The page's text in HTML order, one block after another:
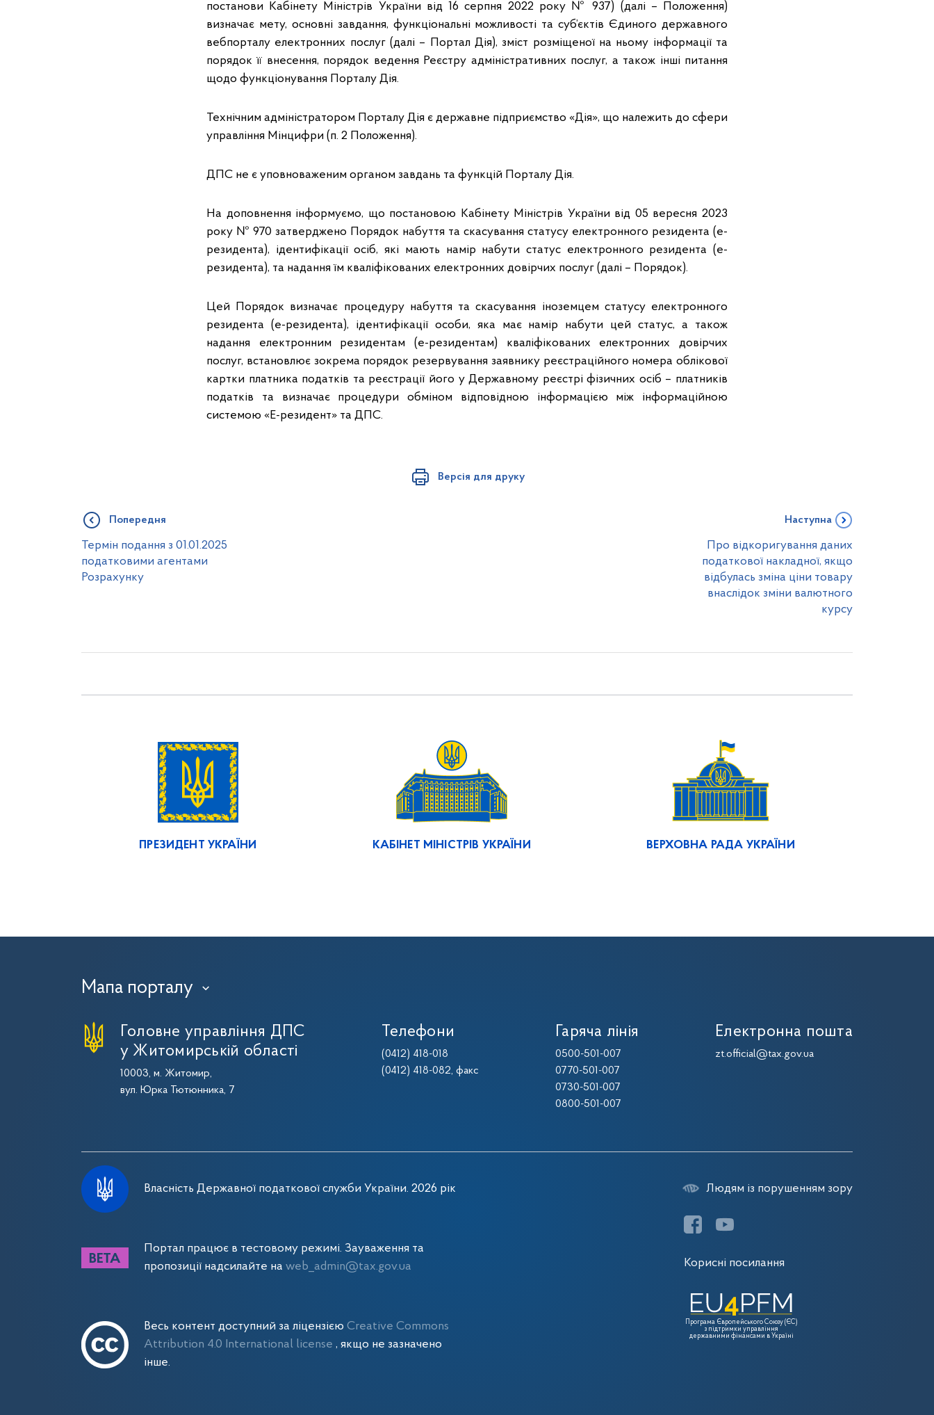
постанови Кабінету Міністрів України від 16 серпня 2022 року № 937) (далі – Положення)
визначає мету, основні завдання, функціональні можливості та суб’єктів Єдиного державного
вебпорталу електронних послуг (далі – Портал Дія), зміст розміщеної на ньому інформації та
порядок її внесення, порядок ведення Реєстру адміністративних послуг, а також інші питання
щодо функціонування Порталу Дія.
Технічним адміністратором Порталу Дія є державне підприємство «Дія», що належить до сфери
управління Мінцифри (п. 2 Положення).
ДПС не є уповноваженим органом завдань та функцій Порталу Дія.
На доповнення інформуємо, що постановою Кабінету Міністрів України від 05 вересня 2023
року № 970 затверджено Порядок набуття та скасування статусу електронного резидента (е-
резидента), ідентифікації осіб, які мають намір набути статус електронного резидента (е-
резидента), та надання їм кваліфікованих електронних довірчих послуг (далі – Порядок).
Цей Порядок визначає процедуру набуття та скасування іноземцем статусу електронного
резидента (е-резидента), ідентифікації особи, яка має намір набути цей статус, а також
надання електронним резидентам (е-резидентам) кваліфікованих електронних довірчих
послуг, встановлює зокрема порядок резервування заявнику реєстраційного номера облікової
картки платника податків та реєстрації його у Державному реєстрі фізичних осіб – платників
податків та визначає процедури обміном відповідною інформацією між інформаційною
системою «Е-резидент» та ДПС.
Версія для друку
Попередня
Термін подання з 01.01.2025
податковими агентами
Розрахунку
Наступна
Про відкоригування даних
податкової накладної, якщо
відбулась зміна ціни товару
внаслідок зміни валютного
курсу
ПРЕЗИДЕНТ УКРАЇНИ КАБІНЕТ МІНІСТРІВ УКРАЇНИ ВЕРХОВНА РАДА УКРАЇНИ
Мапа порталу ›
Головне управління ДПС
у Житомирській області
10003, м. Житомир,
вул. Юрка Тютюнника, 7
Телефони
(0412) 418-018
(0412) 418-082, факс
Гаряча лінія
0500-501-007
0770-501-007
0730-501-007
0800-501-007
Електронна пошта
zt.official@tax.gov.ua
Власність Державної податкової служби України. 2026 рік
Портал працює в тестовому режимі. Зауваження та
пропозиції надсилайте на web_admin@tax.gov.ua
Весь контент доступний за ліцензією Creative Commons
Attribution 4.0 International license , якщо не зазначено
інше.
Людям із порушенням зору
Корисні посилання
Програма Європейського Союзу (ЄС)
з підтримки управління
державними фінансами в Україні